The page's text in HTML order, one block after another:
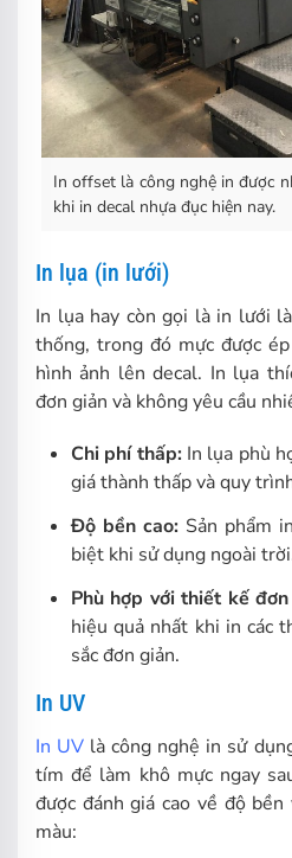
In offset là công nghệ in được
khi in decal nhựa đục hiện nay.
In lụa (in lưới)
In lụa hay còn gọi là in lưới
thống, trong đó mực được
hình ảnh lên decal. In lụa
đơn giản và không yêu cầu
Chi phí thấp: In lụa phù
giá thành thấp và quy
Độ bền cao: Sản phẩm
biệt khi sử dụng ngoài
Phù hợp với thiết kế
hiệu quả nhất khi in các
sắc đơn giản.
In UV
In UV là công nghệ in sử
tím để làm khô mực ngay
được đánh giá cao về độ
màu: